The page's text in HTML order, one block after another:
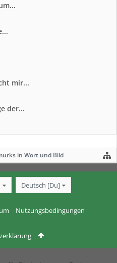
mir...
der...
in Wort und Bild
Deutsch [Du]
Nutzungsbedingungen